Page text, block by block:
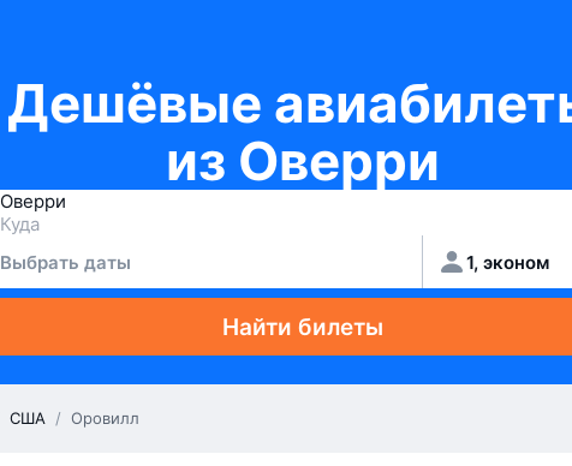
Дешёвые
из Оверри
Выбрать даты 1, эконом
Найти билеты
США / Оровилл